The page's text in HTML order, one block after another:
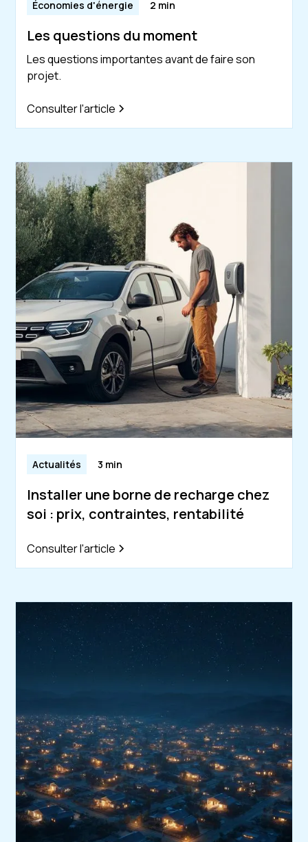
Économies d'énergie 2 min
Les questions du moment
Les questions importantes avant de faire son
projet.
Consulter l'article
Actualités 3 min
Installer une borne de recharge chez
soi : prix, contraintes, rentabilité
Consulter l'article